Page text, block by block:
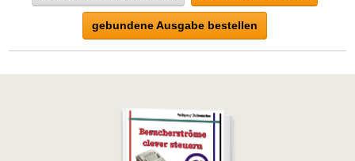
gebundene Ausgabe bestellen